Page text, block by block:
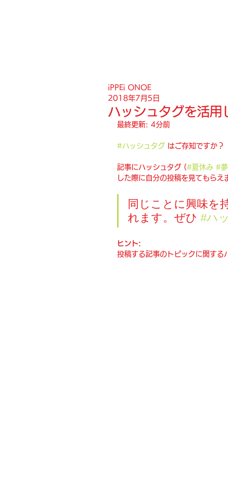
ハッシュタグを活用
iPPEi ONOE
2018年7月5日
最終更新: 4分前
#ハッシュタグ はご存知ですか？
記事にハッシュタグ (#夏休み #夢
した際に自分の投稿を見てもらえ
同じことに興味を
れます。ぜひ #ハ
ヒント:
投稿する記事のトピックに関する